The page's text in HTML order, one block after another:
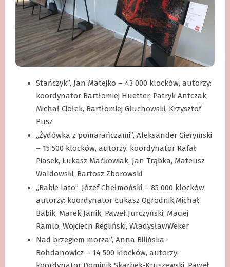
Stańczyk”, Jan Matejko – 43 000 klocków, autorzy:
koordynator Bartłomiej Huetter, Patryk Antczak,
Michał Ciołek, Bartłomiej Głuchowski, Krzysztof
Pusz
„Żydówka z pomarańczami”, Aleksander Gierymski
– 15 500 klocków, autorzy: koordynator Rafał
Piasek, Łukasz Maćkowiak, Jan Trąbka, Mateusz
Waldowski, Bartosz Zborowski
„Babie lato”, Józef Chełmoński – 85 000 klocków,
autorzy: koordynator Łukasz Ogrodnik,Michał
Babik, Marek Janik, Paweł Jurczyński, Maciej
Ramlo, Wojciech Regliński, WładysławWeker
Nad brzegiem morza”, Anna Bilińska-
Bohdanowicz – 14 500 klocków, autorzy: